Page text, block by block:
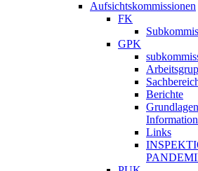
Aufsichtskommissionen
FK
GPK
Berichte
Links